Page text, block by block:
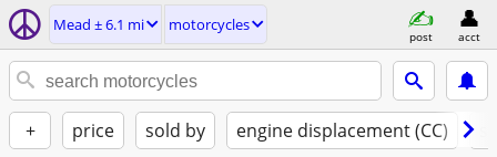
Mead ± 6.1 mi motorcycles
post acct
+ price sold by engine displacement (CC)